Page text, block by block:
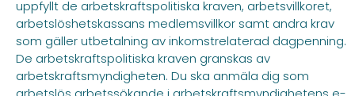
uppfyllt de arbetskraftspolitiska kraven, arbetsvillkoret,
arbetslöshetskassans medlemsvillkor samt andra krav
som gäller utbetalning av inkomstrelaterad dagpenning.
De arbetskraftspolitiska kraven granskas av
arbetskraftsmyndigheten. Du ska anmäla dig som